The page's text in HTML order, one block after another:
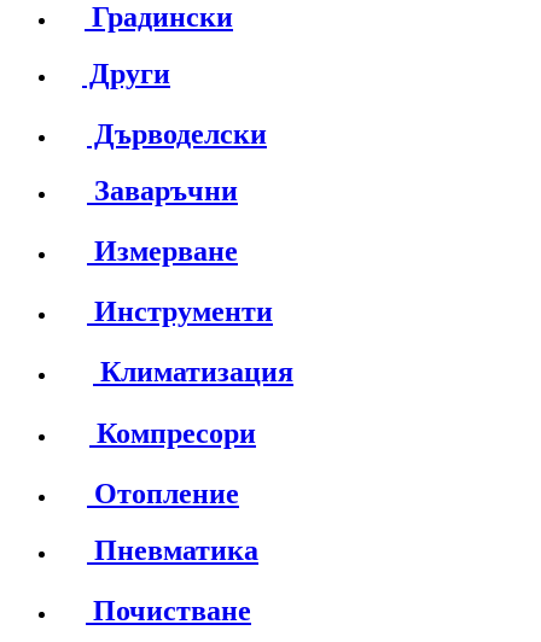
Градински
Други
Дърводелски
Заваръчни
Измерване
Инструменти
Климатизация
Компресори
Отопление
Пневматика
Почистване